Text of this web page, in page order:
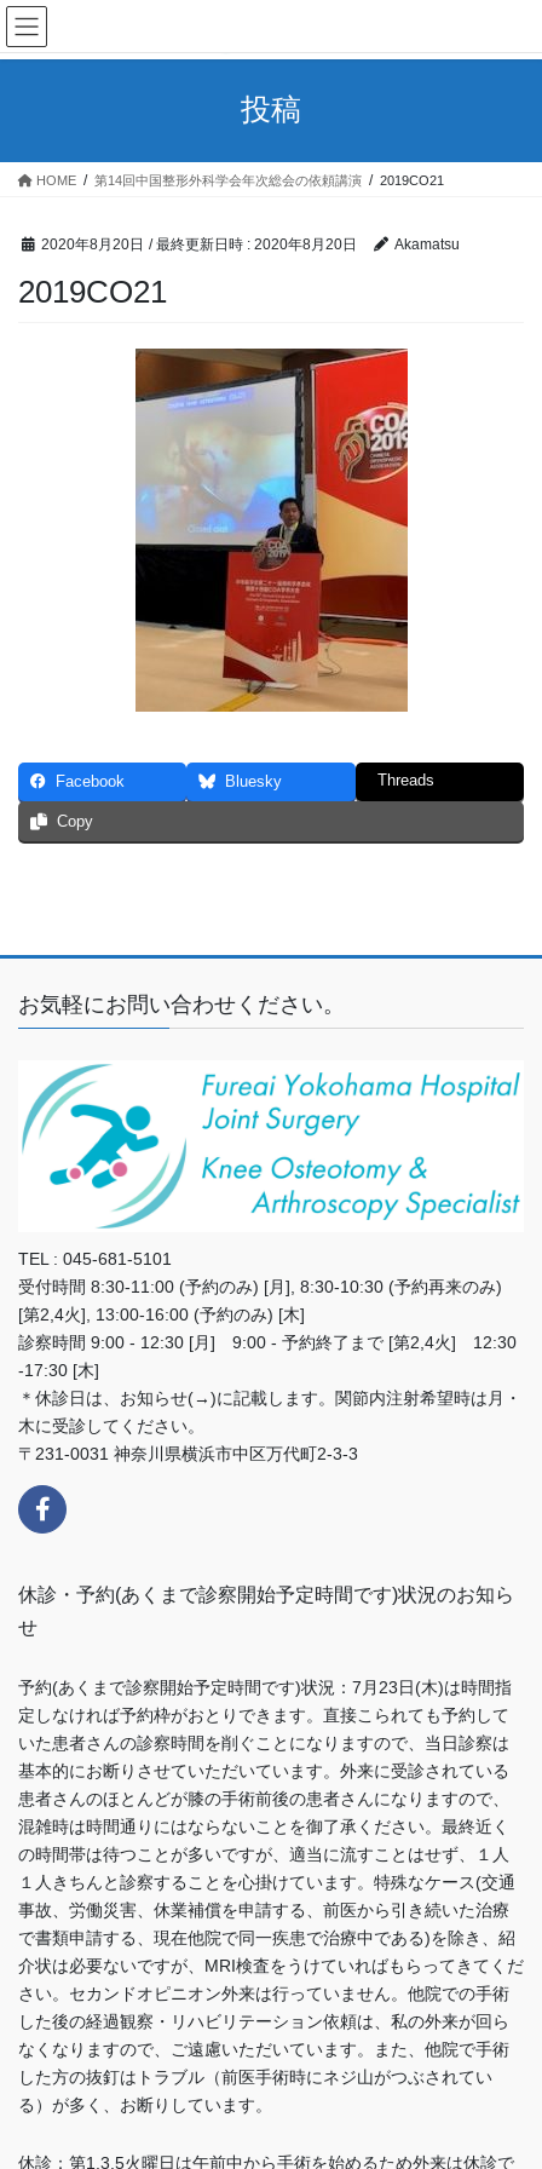
コ
ン
テ
ス
ナ
ビ
ゲ
ン
投稿
HOME 第14回中国整形外科学会年次総会の依頼講演 2019CO21
2020年8月20日 / 最終更新日時 : 2020年8月20日 Akamatsu
2019CO21
Facebook Bluesky Threads
Copy
お気軽にお問い合わせください。
TEL : 045-681-5101
受付時間 8:30-11:00 (予約のみ) [月], 8:30-10:30 (予約再来のみ)
[第2,4火], 13:00-16:00 (予約のみ) [木]
診察時間 9:00 - 12:30 [月] 9:00 - 予約終了まで [第2,4火] 12:30
-17:30 [木]
＊休診日は、お知らせ(→)に記載します。関節内注射希望時は月・
木に受診してください。
〒231-0031 神奈川県横浜市中区万代町2-3-3
休診・予約(あくまで診察開始予定時間です)状況のお知ら
せ
予約(あくまで診察開始予定時間です)状況：7月23日(木)は時間指
定しなければ予約枠がおとりできます。直接こられても予約して
いた患者さんの診察時間を削ぐことになりますので、当日診察は
基本的にお断りさせていただいています。外来に受診されている
患者さんのほとんどが膝の手術前後の患者さんになりますので、
混雑時は時間通りにはならないことを御了承ください。最終近く
の時間帯は待つことが多いですが、適当に流すことはせず、１人
１人きちんと診察することを心掛けています。特殊なケース(交通
事故、労働災害、休業補償を申請する、前医から引き続いた治療
で書類申請する、現在他院で同一疾患で治療中である)を除き、紹
介状は必要ないですが、MRI検査をうけていればもらってきてくだ
さい。セカンドオピニオン外来は行っていません。他院での手術
した後の経過観察・リハビリテーション依頼は、私の外来が回ら
なくなりますので、ご遠慮いただいています。また、他院で手術
した方の抜釘はトラブル（前医手術時にネジ山がつぶされてい
る）が多く、お断りしています。
休診：第1,3,5火曜日は午前中から手術を始めるため外来は休診で